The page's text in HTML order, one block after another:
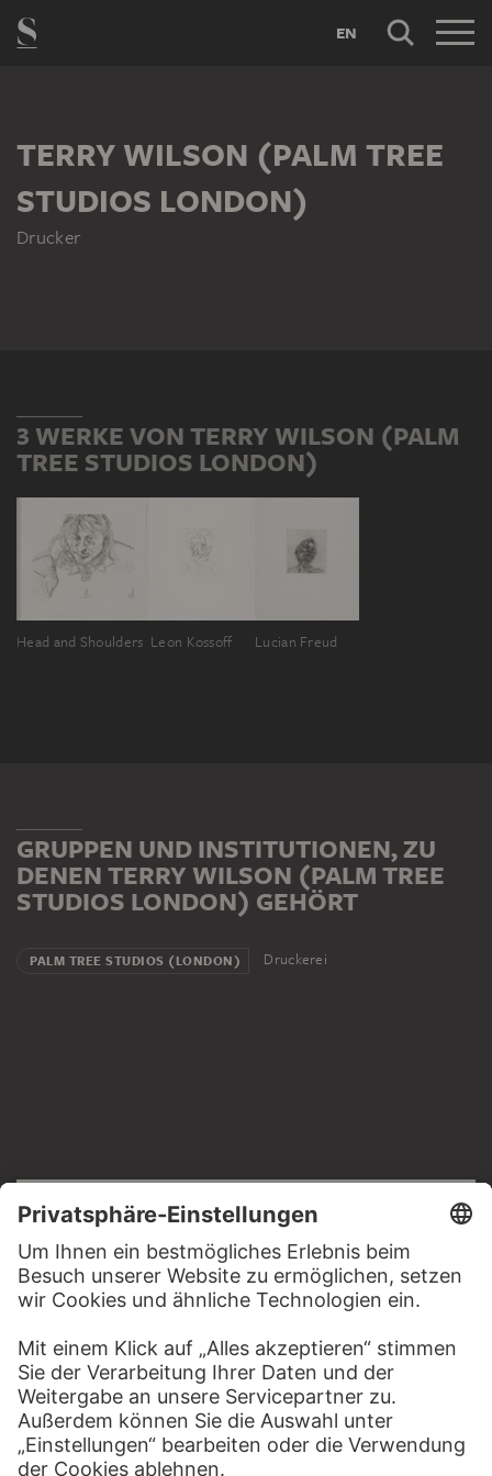
EN
TERRY WILSON (PALM TREE
STUDIOS LONDON)
Drucker
3 WERKE VON TERRY WILSON (PALM
TREE STUDIOS LONDON)
Head and Shoulders Leon Kossoff Lucian Freud
GRUPPEN UND INSTITUTIONEN, ZU
DENEN TERRY WILSON (PALM TREE
STUDIOS LONDON) GEHÖRT
PALM TREE STUDIOS (LONDON) Druckerei
Impressum
Datenschutz
Copyright © 2026 Städel Museum
All rights reserved.
DIGITALE SAMMLUNG
Startseite
Werke
Künstler
Alben